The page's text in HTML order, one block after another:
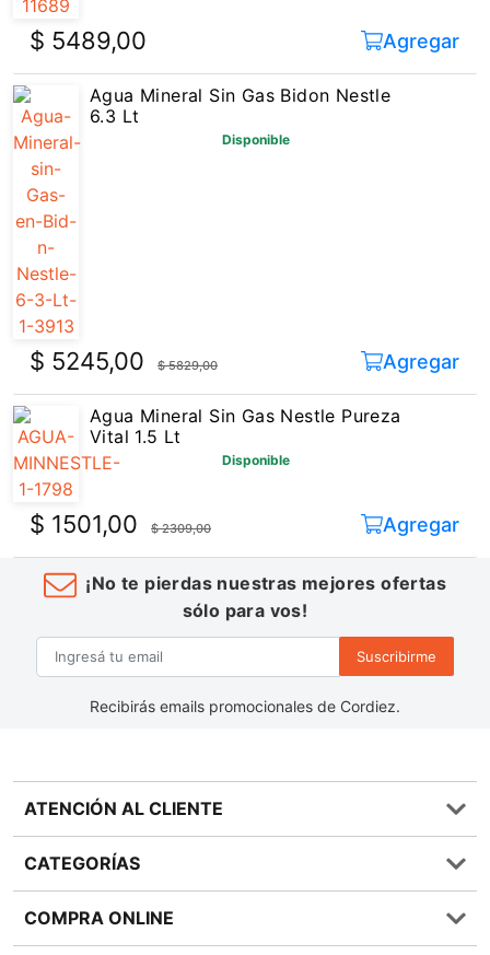
$ 5489,00 Agregar
Agua Mineral Sin Gas Bidon Nestle
6.3 Lt
Disponible
$ 5245,00 $ 5829,00 Agregar
Agua Mineral Sin Gas Nestle Pureza
Vital 1.5 Lt
Disponible
$ 1501,00 $ 2309,00 Agregar
¡No te pierdas nuestras mejores ofertas
sólo para vos!
Suscribirme
Recibirás emails promocionales de Cordiez.
ATENCIÓN AL CLIENTE
Preguntas frecuentes
0810 555 1970
Términos y condiciones
CATEGORÍAS
Bebidas
COMPRA ONLINE